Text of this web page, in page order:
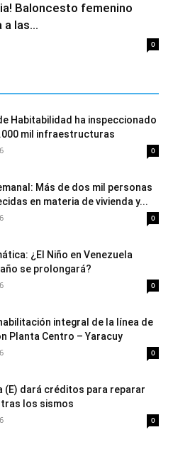
Baloncesto femenino
a las...
0
Habitabilidad ha inspeccionado
mil infraestructuras
0
Más de dos mil personas
en materia de vivienda y...
0
¿El Niño en Venezuela
se prolongará?
0
integral de la línea de
Planta Centro – Yaracuy
0
(E) dará créditos para reparar
tras los sismos
0